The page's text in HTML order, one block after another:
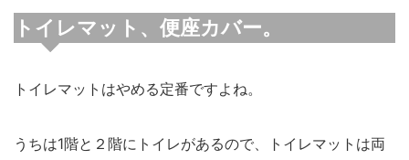
トイレマット、便座カバー。
トイレマットはやめる定番ですよね。
うちは1階と２階にトイレがあるので、トイレマットは両